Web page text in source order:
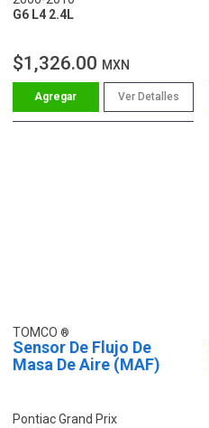
G6 L4 2.4L
$1,326.00 MXN
Ver Detalles
TOMCO
Sensor De Flujo De
Masa De Aire (MAF)
Pontiac Grand Prix